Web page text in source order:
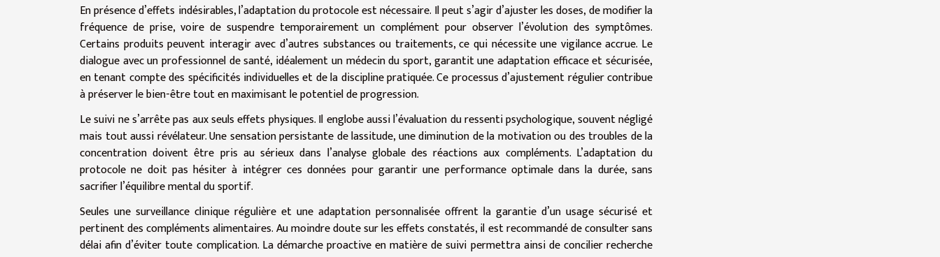
En présence d’effets indésirables, l’adaptation du protocole est nécessaire. Il peut s’agir d’ajuster les doses, de modifier la
fréquence de prise, voire de suspendre temporairement un complément pour observer l’évolution des symptômes.
Certains produits peuvent interagir avec d’autres substances ou traitements, ce qui nécessite une vigilance accrue. Le
dialogue avec un professionnel de santé, idéalement un médecin du sport, garantit une adaptation efficace et sécurisée,
en tenant compte des spécificités individuelles et de la discipline pratiquée. Ce processus d’ajustement régulier contribue
à préserver le bien-être tout en maximisant le potentiel de progression.
Le suivi ne s’arrête pas aux seuls effets physiques. Il englobe aussi l’évaluation du ressenti psychologique, souvent négligé
mais tout aussi révélateur. Une sensation persistante de lassitude, une diminution de la motivation ou des troubles de la
concentration doivent être pris au sérieux dans l’analyse globale des réactions aux compléments. L’adaptation du
protocole ne doit pas hésiter à intégrer ces données pour garantir une performance optimale dans la durée, sans
sacrifier l’équilibre mental du sportif.
Seules une surveillance clinique régulière et une adaptation personnalisée offrent la garantie d’un usage sécurisé et
pertinent des compléments alimentaires. Au moindre doute sur les effets constatés, il est recommandé de consulter sans
délai afin d’éviter toute complication. La démarche proactive en matière de suivi permettra ainsi de concilier recherche